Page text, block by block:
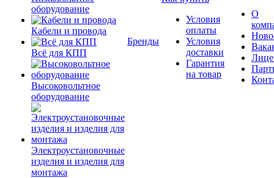
оборудование
Кабели и провода
Всё для КПП
Высоковольтное
оборудование
Электроустановочные
изделия и изделия для
монтажа
Бренды
Условия
оплаты
Условия
доставки
Гарантия
на товар
О